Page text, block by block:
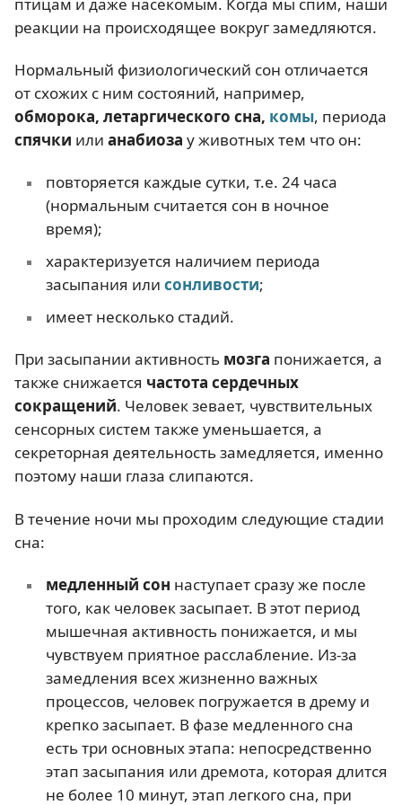
реакции на происходящее вокруг замедляются.
Нормальный физиологический сон отличается
от схожих с ним состояний, например,
обморока, летаргического сна, комы, периода
спячки или анабиоза у животных тем что он:
повторяется каждые сутки, т.е. 24 часа
(нормальным считается сон в ночное
время);
характеризуется наличием периода
засыпания или сонливости;
имеет несколько стадий.
При засыпании активность мозга понижается, а
также снижается частота сердечных
сокращений. Человек зевает, чувствительных
сенсорных систем также уменьшается, а
секреторная деятельность замедляется, именно
поэтому наши глаза слипаются.
В течение ночи мы проходим следующие стадии
сна:
медленный сон наступает сразу же после
того, как человек засыпает. В этот период
мышечная активность понижается, и мы
чувствуем приятное расслабление. Из-за
замедления всех жизненно важных
процессов, человек погружается в дрему и
крепко засыпает. В фазе медленного сна
есть три основных этапа: непосредственно
этап засыпания или дремота, которая длится
не более 10 минут, этап легкого сна, при